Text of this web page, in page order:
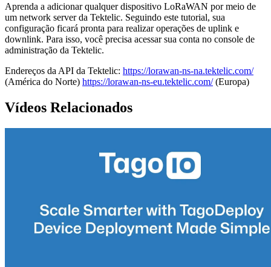
Aprenda a adicionar qualquer dispositivo LoRaWAN por meio de
um network server da Tektelic. Seguindo este tutorial, sua
configuração ficará pronta para realizar operações de uplink e
downlink. Para isso, você precisa acessar sua conta no console de
administração da Tektelic.
Endereços da API da Tektelic: https://lorawan-ns-na.tektelic.com/
(América do Norte) https://lorawan-ns-eu.tektelic.com/(Europa)
Vídeos Relacionados